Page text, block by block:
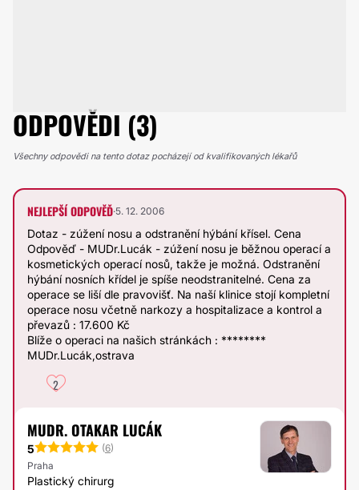
ODPOVĚDI (3)
Všechny odpovědi na tento dotaz pocházejí od kvalifikovaných lékařů
NEJLEPŠÍ ODPOVĚĎ·5. 12. 2006
Dotaz - zúžení nosu a odstranění hýbání křísel. Cena
Odpověď - MUDr.Lucák - zúžení nosu je běžnou operací a
kosmetických operací nosů, takže je možná. Odstranění
hýbání nosních křídel je spíše neodstranitelné. Cena za
operace se liší dle pravovišť. Na naší klinice stojí kompletní
operace nosu včetně narkozy a hospitalizace a kontrol a
převazů : 17.600 Kč
Blíže o operaci na našich stránkách : ********
MUDr.Lucák,ostrava
2
MUDR. OTAKAR LUCÁK
5 (6)
Praha
Plastický chirurg